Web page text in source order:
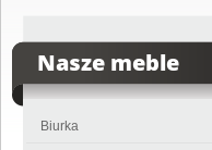
Nasze meble
Biurka